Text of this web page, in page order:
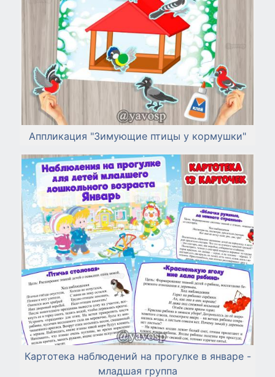
Аппликация "Зимующие птицы у кормушки"
Картотека наблюдений на прогулке в январе -
младшая группа